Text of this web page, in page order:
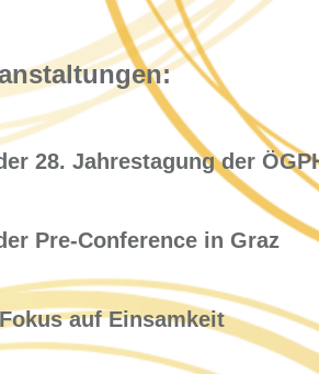
28. Jahrestagung der
Pre-Conference in Graz
auf Einsamkeit